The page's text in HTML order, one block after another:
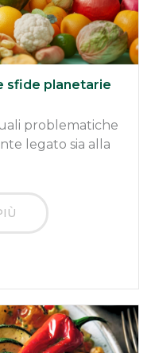
sfide planetarie
problematiche
legato sia alla